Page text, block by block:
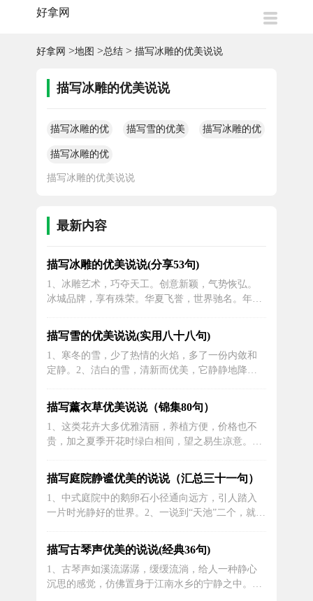
好拿网
好拿网 >地图 >总结 > 描写冰雕的优美说说
描写冰雕的优美说说
描写冰雕的优
美说说
描写雪的优美
描写冰雕的优
描写冰雕的优
美说说
描写冰雕的优美说说
最新内容
描写冰雕的优美说说(分享53句)
1、冰雕艺术，巧夺天工。创意新颖，气势恢弘。
冰城品牌，享有殊荣。华夏飞誉，世界驰名。年终
花，美如霓虹。或高大雄伟，或娇小玲珑。索菲亚
教堂，流光溢彩;果戈里大街，树绿灯红。2、裸玉
缠冰，掀开脂灌金涂顶。俏香媛颈。又引荒原醒。
药善婵身，林海兜其影。勘千岭。入仙人...
描写雪的优美说说(实用八十八句)
1、寒冬的雪，少了热情的火焰，多了一份内敛和
定静。2、洁白的雪，清新而优美，它静静地降
悠悠地飘下来晶莹剔透的雪，一朵朵，一片片，就
像一只只白蝴蝶在空中翩翩起舞，又像天上的仙女
给大地的新年礼物，把无数的素花向大地倾洒。
4、今天下了一场大雪，天上飘着雪花，地上...
描写薰衣草优美说说（锦集80句）
1、这类花卉大多优雅清丽，养植方便，价格也不
贵，加之夏季开花时绿白相间，望之易生凉意。夜
因其过于浓烈可能会有不适反应。夜间散发出浓郁
的香味，醇香醉人，这种香味却令蚊子害怕，是驱
蚊佳品。2、当微风拂过薰衣草田时，花海随之起
舞，宛如在向世界展示自己的美丽与优雅...
描写庭院静谧优美的说说（汇总三十一句）
1、中式庭院中的鹅卵石小径通向远方，引人踏入
一片时光静好的世界。2、一说到“天池”二个，就让
象。4、玲珑剔透的瓷砖围合成一方小庭，精心安
排的花草点缀其间，仿佛一幅美丽的画卷展开在眼
前。5、雨后中式庭院的青砖地面泛起微光，幽雅
的氛围让人感受到岁月的沉淀。6、从...
描写古琴声优美的说说(经典36句)
1、古琴声如溪流潺潺，缓缓流淌，给人一种静心
沉思的感觉，仿佛置身于江南水乡的宁静之中。